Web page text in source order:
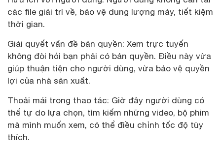
các file giải trí về, bảo vệ dung lượng máy, tiết kiệm
thời gian.
Giải quyết vấn đề bản quyền: Xem trực tuyến
không đòi hỏi bạn phải có bản quyền. Điều này vừa
giúp thuận tiện cho người dùng, vừa bảo vệ quyền
lợi của nhà sản xuất.
Thoải mái trong thao tác: Giờ đây người dùng có
thể tự do lựa chọn, tìm kiếm những video, bộ phim
mà mình muốn xem, có thể điều chỉnh tốc độ tùy
thích.